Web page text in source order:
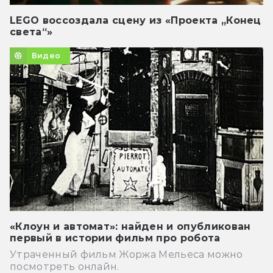
LEGO воссоздала сцену из «Проекта „Конец
света“»
Видео
«Клоун и автомат»: найден и опубликован
первый в истории фильм про робота
Утраченный фильм Жоржа Мельеса можно
посмотреть онлайн.